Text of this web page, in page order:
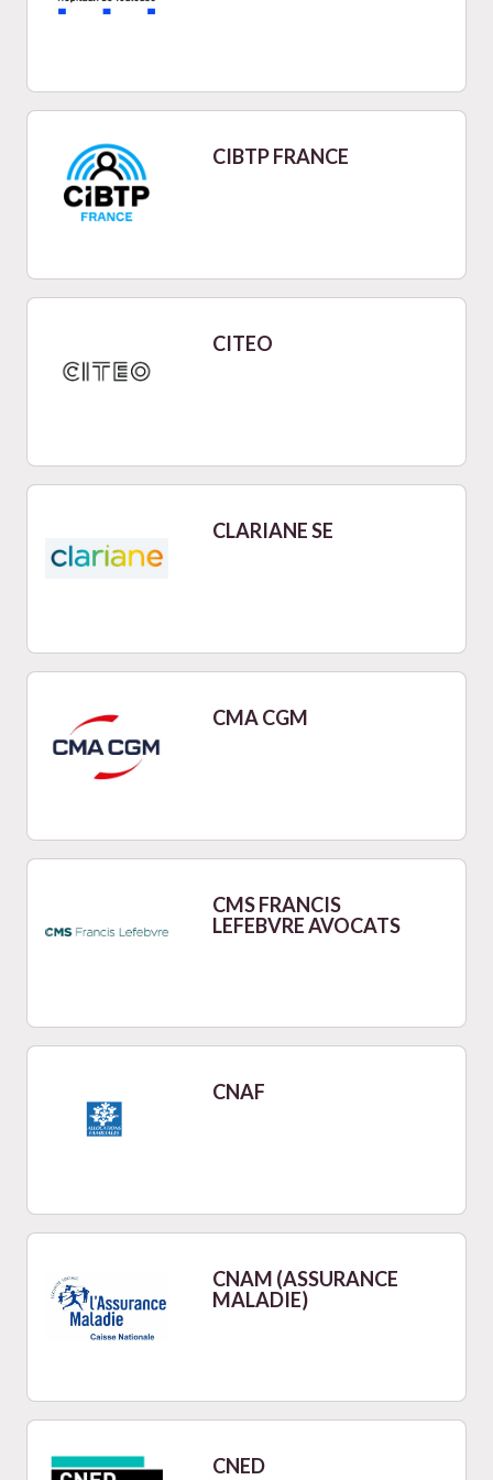
CIBTP FRANCE
CITEO
CLARIANE SE
CMA CGM
CMS FRANCIS
LEFEBVRE AVOCATS
CNAF
CNAM (ASSURANCE
MALADIE)
CNED